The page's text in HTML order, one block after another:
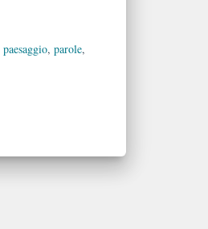
paesaggio, parole,